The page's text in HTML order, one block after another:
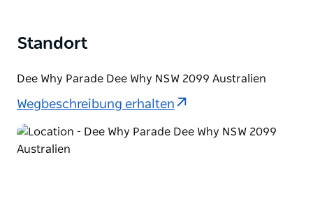
Standort
Dee Why Parade Dee Why NSW 2099 Australien
Wegbeschreibung erhalten